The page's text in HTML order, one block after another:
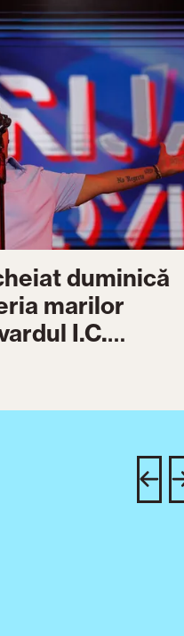
duminică
marilor
I.C.
astăzi cu o
culturale